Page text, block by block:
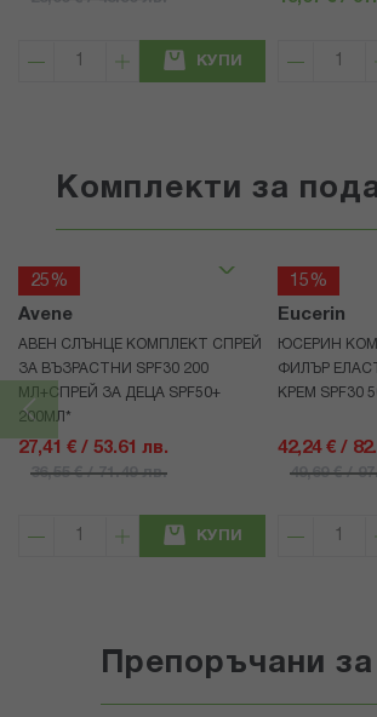
КУПИ
Комплекти за
25%
Avene
АВЕН СЛЪНЦЕ КОМПЛЕКТ СПРЕЙ
ЗА ВЪЗРАСТНИ SPF30 200
МЛ+СПРЕЙ ЗА ДЕЦА SPF50+
200МЛ*
27,41 € / 53.61 лв.
36,55 € / 71.49 лв.
КУПИ
15%
Eucerin
ЮСЕРИН
ФИЛЪР
КРЕМ SPF30
42,24 € /
49,69 € /
Препоръчани